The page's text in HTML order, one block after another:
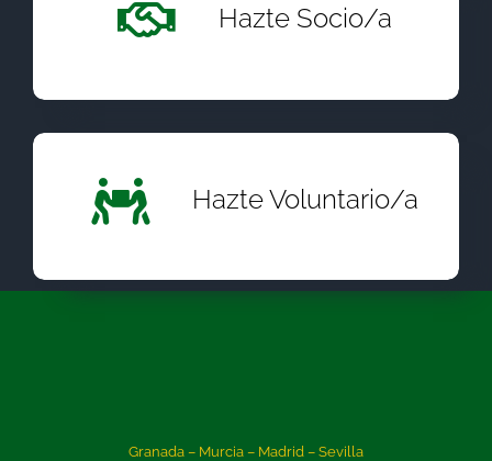
Hazte Socio/a
Hazte Voluntario/a
Granada – Murcia – Madrid – Sevilla